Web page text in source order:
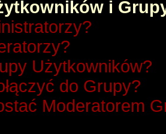
i
Użytkowników?
do Grupy?
Moderatorem